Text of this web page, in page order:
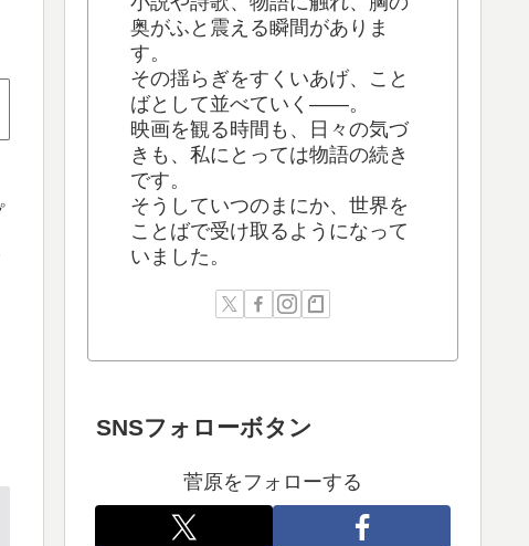
奥がふと震える瞬間がありま
す。
その揺らぎをすくいあげ、こと
ばとして並べていく――。
映画を観る時間も、日々の気づ
きも、私にとっては物語の続き
です。
そうしていつのまにか、世界を
ことばで受け取るようになって
いました。
SNSフォローボタン
菅原をフォローする